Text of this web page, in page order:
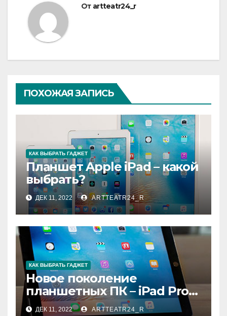
От artteatr24_r
ПОХОЖАЯ ЗАПИСЬ
КАК ВЫБРАТЬ ГАДЖЕТ
Планшет Apple iPad – какой
выбрать?
ДЕК 11, 2022 ARTTEATR24_R
КАК ВЫБРАТЬ ГАДЖЕТ
Новое поколение
планшетных ПК – iPad Pro
9.7ДЕК 11, 2022 ARTTEATR24_R